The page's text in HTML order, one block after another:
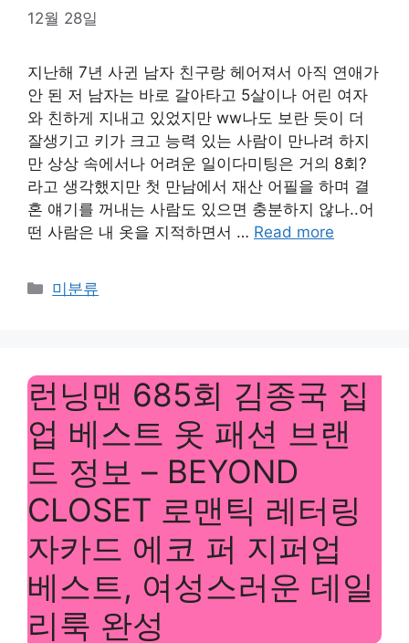
12월 28일
지난해 7년 사귄 남자 친구랑 헤어져서 아직 연애가
안 된 저 남자는 바로 갈아타고 5살이나 어린 여자
와 친하게 지내고 있었지만 ww나도 보란 듯이 더
잘생기고 키가 크고 능력 있는 사람이 만나려 하지
만 상상 속에서나 어려운 일이다미팅은 거의 8회?
라고 생각했지만 첫 만남에서 재산 어필을 하며 결
혼 얘기를 꺼내는 사람도 있으면 충분하지 않나..어
떤 사람은 내 옷을 지적하면서 … Read more
Categories
미분류
런닝맨 685회 김종국 집
업 베스트 옷 패션 브랜
드 정보 – BEYOND
CLOSET 로맨틱 레터링
자카드 에코 퍼 지퍼업
베스트, 여성스러운 데일
리룩 완성